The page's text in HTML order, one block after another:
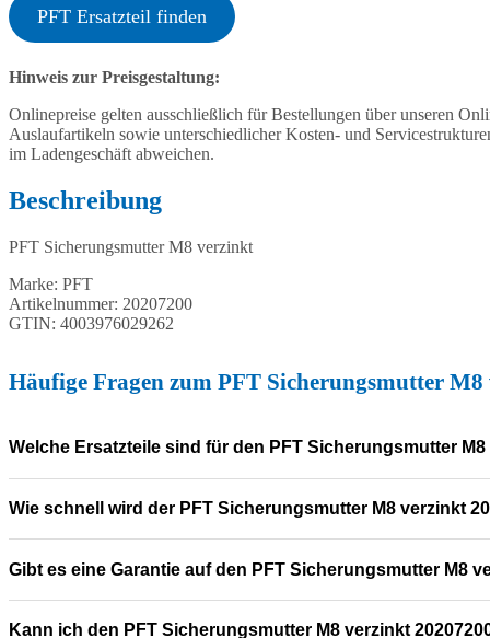
PFT Ersatzteil finden
Hinweis zur Preisgestaltung:
Onlinepreise gelten ausschließlich für Bestellungen über unseren
Auslaufartikeln sowie unterschiedlicher Kosten- und
im Ladengeschäft abweichen.
Beschreibung
PFT Sicherungsmutter M8 verzinkt
Marke: PFT
Artikelnummer: 20207200
GTIN: 4003976029262
Häufige Fragen zum PFT Sicherungsmutter
Wie
Kann ich den PFT